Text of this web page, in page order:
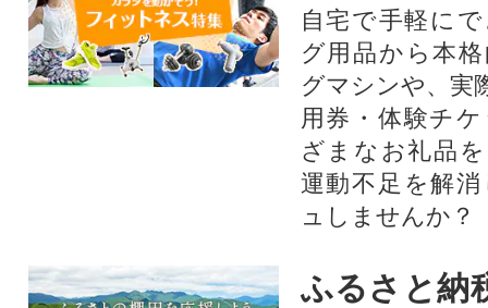
自宅で手軽に
グ用品から本
グマシンや、実
用券・体験チ
ざまなお礼品
運動不足を解
ュしませんか？
ふるさと納